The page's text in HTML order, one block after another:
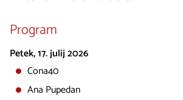
Program
Petek, 17. julij 2026
Cona40
Ana Pupedan